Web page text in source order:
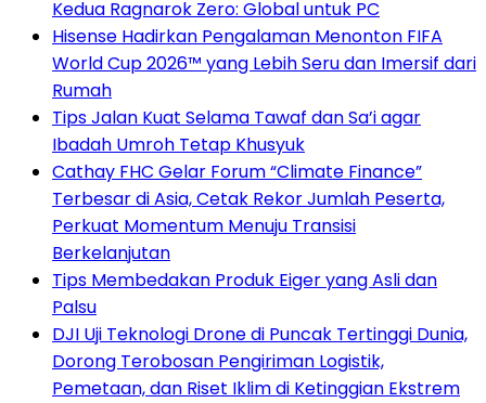
Kedua Ragnarok Zero: Global untuk PC
Hisense Hadirkan Pengalaman Menonton FIFA
World Cup 2026™ yang Lebih Seru dan Imersif dari
Rumah
Tips Jalan Kuat Selama Tawaf dan Sa’i agar
Ibadah Umroh Tetap Khusyuk
Cathay FHC Gelar Forum “Climate Finance”
Terbesar di Asia, Cetak Rekor Jumlah Peserta,
Perkuat Momentum Menuju Transisi
Berkelanjutan
Tips Membedakan Produk Eiger yang Asli dan
Palsu
DJI Uji Teknologi Drone di Puncak Tertinggi Dunia,
Dorong Terobosan Pengiriman Logistik,
Pemetaan, dan Riset Iklim di Ketinggian Ekstrem